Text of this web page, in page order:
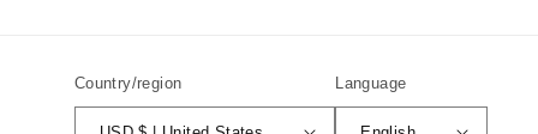
Country/region Language